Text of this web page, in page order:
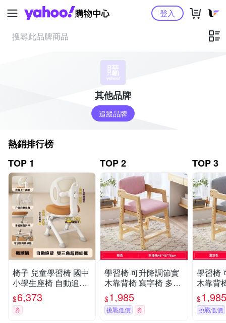
Yahoo購物中心登入
其他品牌
追蹤品牌
熱銷排行榜
TOP 1
椅子 兒童學習椅 國中
小學生座椅 自動追背
椅 可升降調節坐姿矯
正椅 多功能座椅
$6,373
券
TOP 2
學習椅 可升降調節實
木靠背椅 寫字椅 多功
能學習椅
$1,985
挑戰低價 券
TOP 3
學習椅
木靠背
能學習
$1,985
挑戰低價